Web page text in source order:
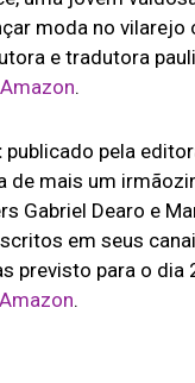
moda no vilarejo
e tradutora
Amazon.
publicado pela
de mais um
Gabriel Dearo e
em seus
previsto para o dia
Amazon.